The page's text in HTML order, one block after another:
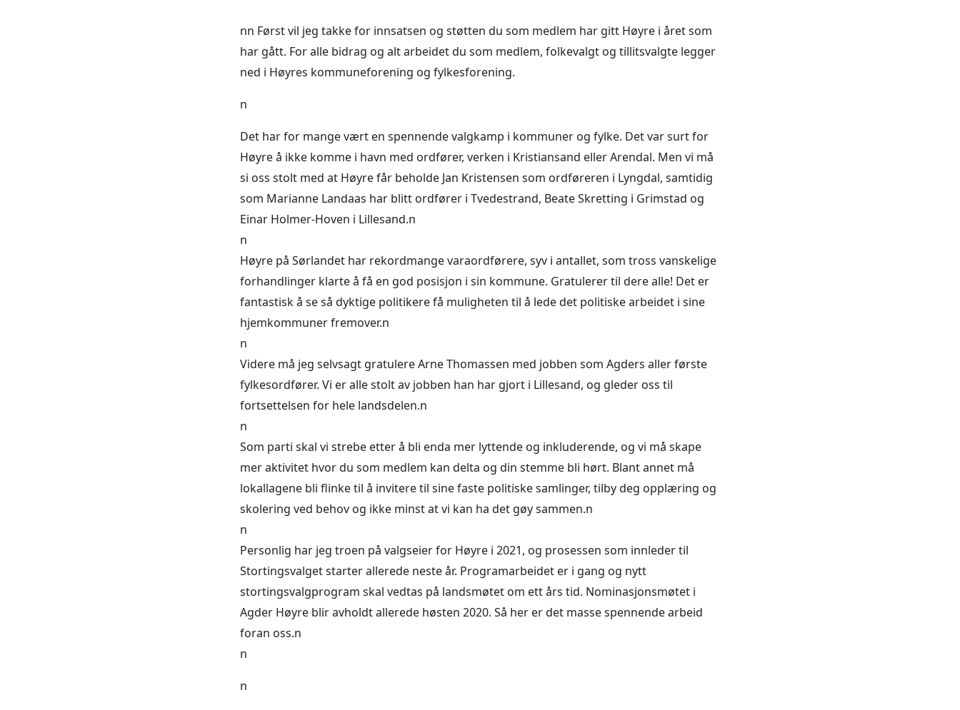
nn Først vil jeg takke for innsatsen og støtten du som medlem har gitt Høyre i året som
har gått. For alle bidrag og alt arbeidet du som medlem, folkevalgt og tillitsvalgte legger
ned i Høyres kommuneforening og fylkesforening.
n
Det har for mange vært en spennende valgkamp i kommuner og fylke. Det var surt for
Høyre å ikke komme i havn med ordfører, verken i Kristiansand eller Arendal. Men vi må
si oss stolt med at Høyre får beholde Jan Kristensen som ordføreren i Lyngdal, samtidig
som Marianne Landaas har blitt ordfører i Tvedestrand, Beate Skretting i Grimstad og
Einar Holmer-Hoven i Lillesand.n
n
Høyre på Sørlandet har rekordmange varaordførere, syv i antallet, som tross vanskelige
forhandlinger klarte å få en god posisjon i sin kommune. Gratulerer til dere alle! Det er
fantastisk å se så dyktige politikere få muligheten til å lede det politiske arbeidet i sine
hjemkommuner fremover.n
n
Videre må jeg selvsagt gratulere Arne Thomassen med jobben som Agders aller første
fylkesordfører. Vi er alle stolt av jobben han har gjort i Lillesand, og gleder oss til
fortsettelsen for hele landsdelen.n
n
Som parti skal vi strebe etter å bli enda mer lyttende og inkluderende, og vi må skape
mer aktivitet hvor du som medlem kan delta og din stemme bli hørt. Blant annet må
lokallagene bli flinke til å invitere til sine faste politiske samlinger, tilby deg opplæring og
skolering ved behov og ikke minst at vi kan ha det gøy sammen.n
n
Personlig har jeg troen på valgseier for Høyre i 2021, og prosessen som innleder til
Stortingsvalget starter allerede neste år. Programarbeidet er i gang og nytt
stortingsvalgprogram skal vedtas på landsmøtet om ett års tid. Nominasjonsmøtet i
Agder Høyre blir avholdt allerede høsten 2020. Så her er det masse spennende arbeid
foran oss.n
n
n